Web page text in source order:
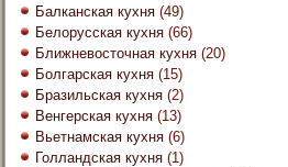
Балканская кухня (49)
Белорусская кухня (66)
Ближневосточная кухня (20)
Болгарская кухня (15)
Бразильская кухня (2)
Венгерская кухня (13)
Вьетнамская кухня (6)
Голландская кухня (1)